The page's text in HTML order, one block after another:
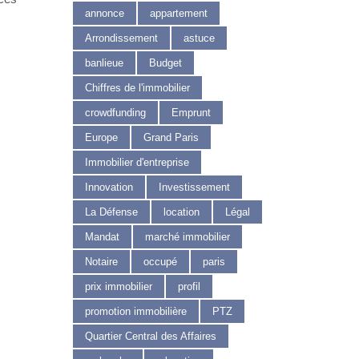
annonce appartement
Arrondissement astuce
banlieue Budget
Chiffres de l'immobilier
crowdfunding Emprunt
Europe Grand Paris
Immobilier d'entreprise
Innovation Investissement
La Défense location Légal
Mandat marché immobilier
Notaire occupé paris
prix immobilier profil
promotion immobilière PTZ
Quartier Central des Affaires